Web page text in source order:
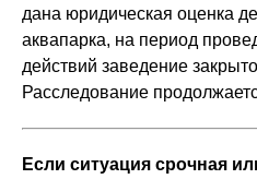
дана юридическая оценка
аквапарка, на период
действий заведение
Расследование
Если ситуация срочная